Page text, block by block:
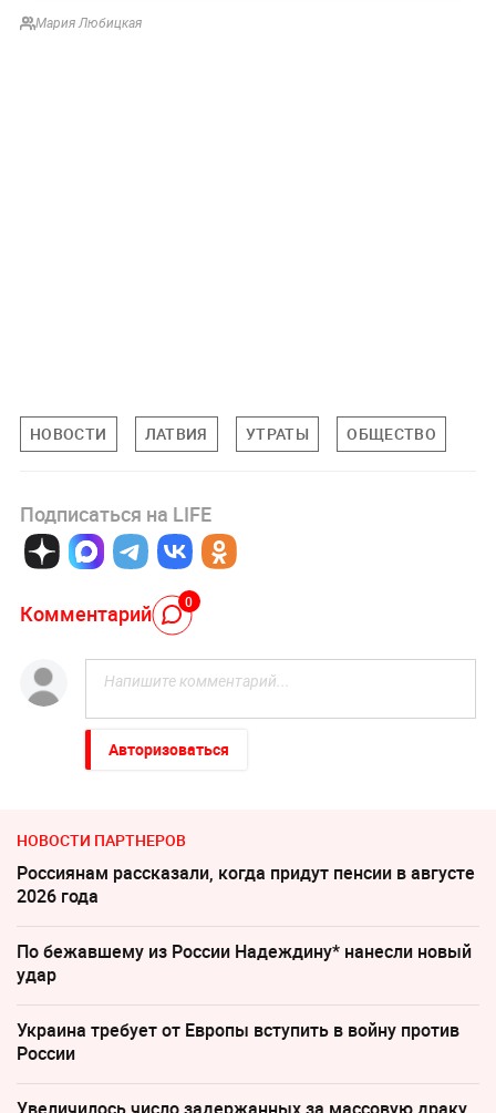
Мария Любицкая
НОВОСТИ ЛАТВИЯ УТРАТЫ ОБЩЕСТВО
Подписаться на LIFE
Комментарий 0
Авторизоваться
НОВОСТИ ПАРТНЕРОВ
Россиянам рассказали, когда придут пенсии в августе
2026 года
По бежавшему из России Надеждину* нанесли новый
удар
Украина требует от Европы вступить в войну против
России